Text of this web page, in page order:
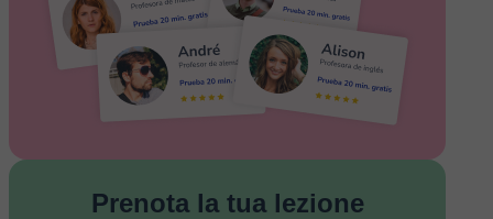
Prenota la tua lezione